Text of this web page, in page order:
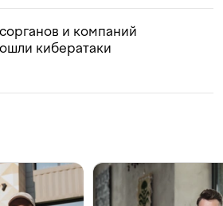
и компаний
кибератаки